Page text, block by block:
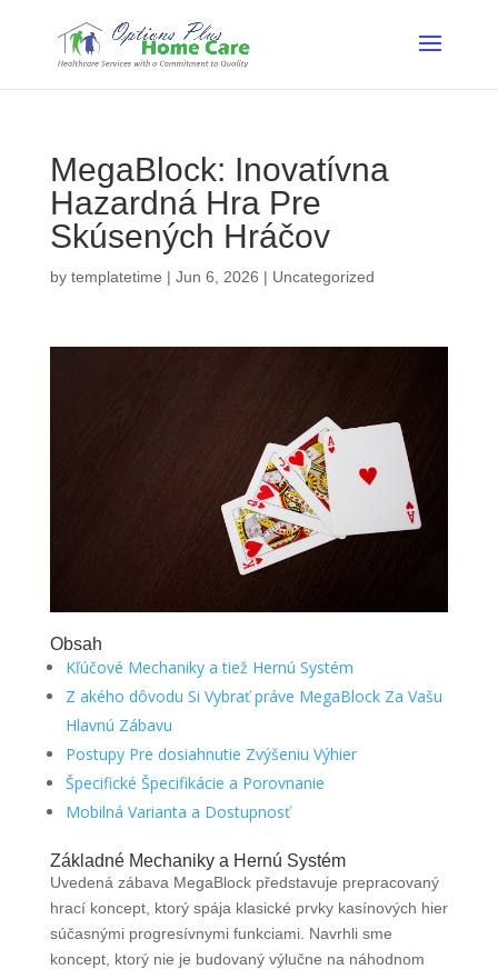
MegaBlock: Inovatívna
Hazardná Hra Pre
Skúsených Hráčov
by templatetime | Jun 6, 2026 | Uncategorized
Obsah
Kľúčové Mechaniky a tiež Hernú Systém
Z akého dôvodu Si Vybrať práve MegaBlock Za Vašu
Hlavnú Zábavu
Postupy Pre dosiahnutie Zvýšeniu Výhier
Špecifické Špecifikácie a Porovnanie
Mobilná Varianta a Dostupnosť
Základné Mechaniky a Hernú Systém
Uvedená zábava MegaBlock představuje prepracovaný
hrací koncept, ktorý spája klasické prvky kasínových hier
súčasnými progresívnymi funkciami. Navrhli sme
koncept, ktorý nie je budovaný výlučne na náhodnom